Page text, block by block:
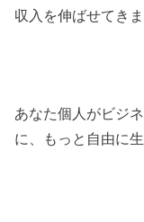
収入を伸ばせてきま
あなた個人がビジ
に、もっと自由に